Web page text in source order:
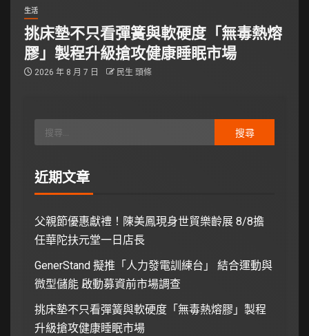
生活
挑床墊不只看彈簧與軟硬度「無毒熱熔
膠」製程升級搶攻健康睡眠市場
2026 年 8 月 7 日 民生 頭條
近期文章
父親節優惠獻禮！陳美鳳現身世貿樂齡展 8/8擔
任華陀扶元堂一日店長
GenerStand 擬推「人力發電訓練台」 結合運動與
微型儲能 啟動募資前市場調查
挑床墊不只看彈簧與軟硬度「無毒熱熔膠」製程
升級搶攻健康睡眠市場